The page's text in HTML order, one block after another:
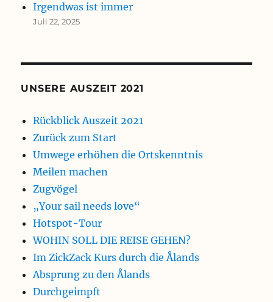
Irgendwas ist immer
Juli 22, 2025
UNSERE AUSZEIT 2021
Rückblick Auszeit 2021
Zurück zum Start
Umwege erhöhen die Ortskenntnis
Meilen machen
Zugvögel
„Your sail needs love“
Hotspot-Tour
WOHIN SOLL DIE REISE GEHEN?
Im ZickZack Kurs durch die Ålands
Absprung zu den Ålands
Durchgeimpft